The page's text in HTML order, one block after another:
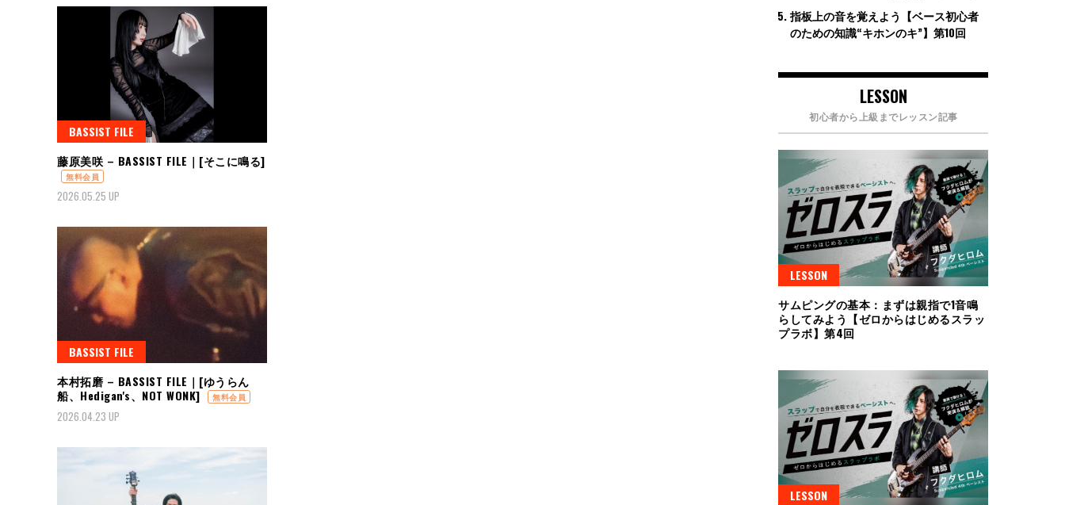
BASSIST FILE
藤原美咲 – BASSIST FILE｜[そこに鳴る]
無料会員
2026.05.25 UP
BASSIST FILE
本村拓磨 – BASSIST FILE｜[ゆうらん
船、Hedigan's、NOT WONK]
無料会員
2026.04.23 UP
指板上の音を覚えよう【ベース初心者
のための知識“キホンのキ”】第10回
LESSON
初心者から上級までレッスン記事
LESSON
サムピングの基本：まずは親指で1音鳴
らしてみよう【ゼロからはじめるスラッ
プラボ】第4回
LESSON